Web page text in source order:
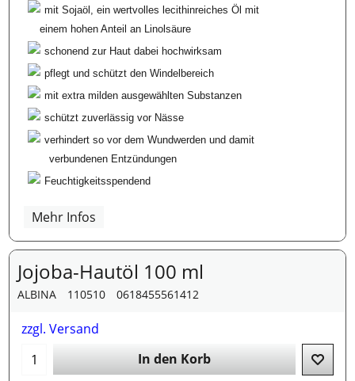
mit Sojaöl, ein wertvolles lecithinreiches Öl mit
einem hohen Anteil an Linolsäure
schonend zur Haut dabei hochwirksam
pflegt und schützt den Windelbereich
mit extra milden ausgewählten Substanzen
schützt zuverlässig vor Nässe
verhindert so vor dem Wundwerden und damit
verbundenen Entzündungen
Feuchtigkeitsspendend
Mehr Infos
Jojoba-Hautöl 100 ml
ALBINA 110510 0618455561412
zzgl. Versand
In den Korb